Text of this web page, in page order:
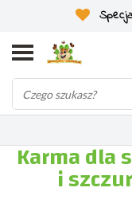
Karma dla
i